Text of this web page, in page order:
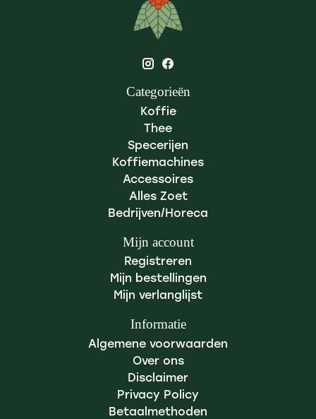
Categorieën
Koffie
Thee
Specerijen
Koffiemachines
Accessoires
Alles Zoet
Bedrijven/Horeca
Mijn account
Registreren
Mijn bestellingen
Mijn verlanglijst
Informatie
Algemene voorwaarden
Over ons
Disclaimer
Privacy Policy
Betaalmethoden